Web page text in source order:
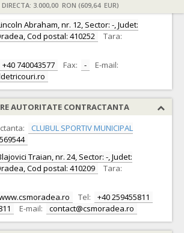
DIRECTA: 3.000,00 RON (609,64 EUR)
Trade S.R.L. CIF: 31002516
Abraham, nr. 12, Sector: -, Judet:
Cod postal: 410252
Tara:
+40 740043577 Fax: -
E-mail:
AUTORITATE CONTRACTANTA
CLUBUL SPORTIV MUNICIPAL
Traian, nr. 24, Sector: -, Judet:
Cod postal: 410209
Tara:
Tel:
+40 259455811
E-mail: contact@csmoradea.ro